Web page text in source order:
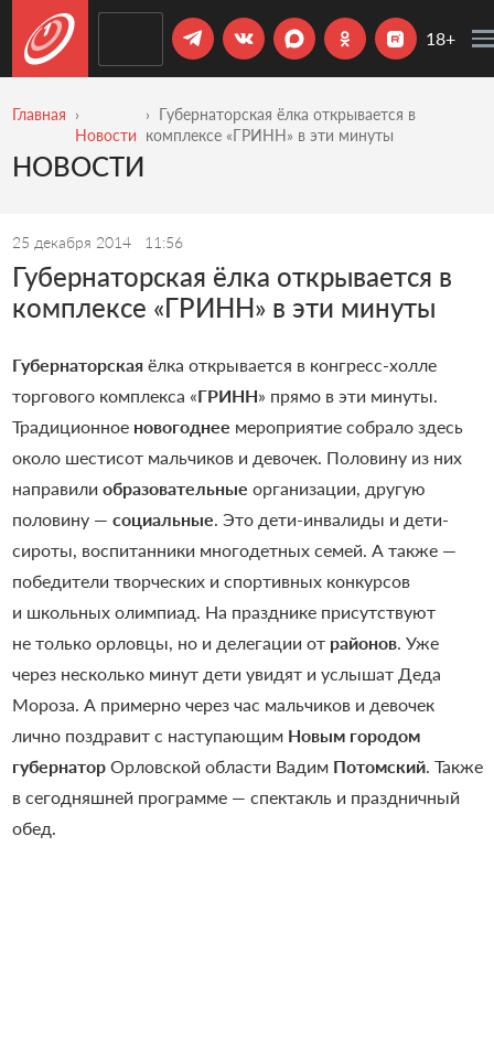
18+
Главная
Новости
Губернаторская ёлка открывается в
комплексе «ГРИНН» в эти минуты
НОВОСТИ
25 декабря 2014 11:56
Губернаторская ёлка открывается в
комплексе «ГРИНН» в эти минуты
Губернаторскаяёлка открывается в конгресс-холле
торгового комплекса «ГРИНН» прямо в эти минуты.
Традиционное новогоднее мероприятие собрало здесь
около шестисот мальчиков и девочек. Половину из них
направили образовательные организации, другую
половину — социальные . Это дети-инвалиды и дети-
сироты, воспитанники многодетных семей. А также —
победители творческих и спортивных конкурсов
и школьных олимпиад. На празднике присутствуют
не только орловцы, но и делегации от районов. Уже
через несколько минут дети увидят и услышат Деда
Мороза. А примерно через час мальчиков и девочек
лично поздравит с наступающим Новым городом
губернаторОрловской области Вадим Потомский. Также
в сегодняшней программе — спектакль и праздничный
обед.